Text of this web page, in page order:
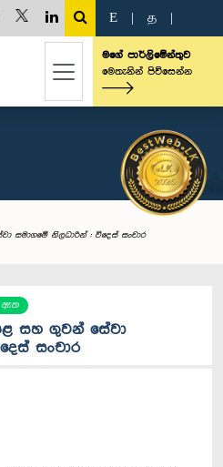
E த
මගේ පාර්ලිමේන්තුව
මෙතැනින් පිවිසෙන්න
සමාගමේ නිලධාරින් : විදෙස් සංචාර
ඇත
සහ ගුවන් සේවා
සංචාර